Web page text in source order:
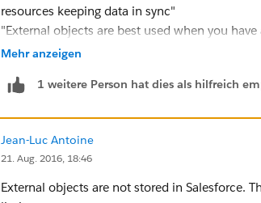
resources keeping data in sync"
"External objects are best used when you
want to store in your Salesforce organization,
Mehr anzeigen
1 weitere Person hat dies als hilfreich
Jean-Luc Antoine
21. Aug. 2016, 18:46
External objects are not stored in Salesforce.